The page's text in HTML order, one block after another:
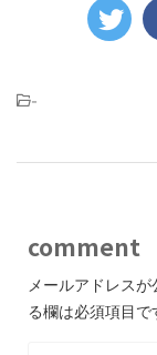
-
comment
メールアドレスが
る欄は必須項目で